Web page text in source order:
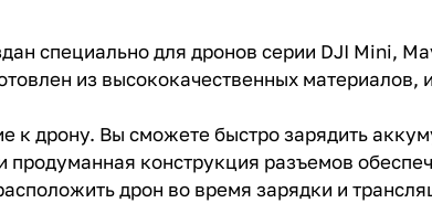
специально для дронов серии DJI Mini,
из высококачественных
к дрону. Вы сможете быстро зарядить
продуманная конструкция разъемов
дрон во время зарядки и